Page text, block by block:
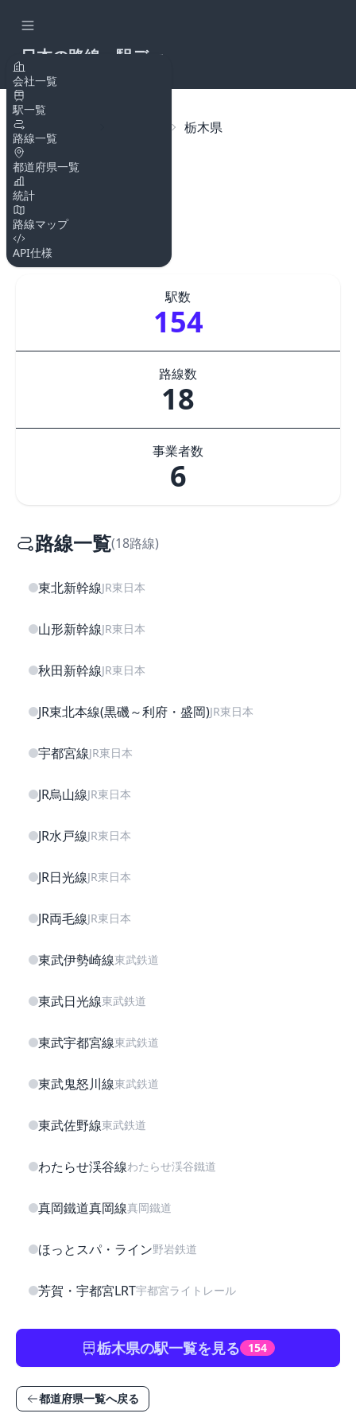
会社一覧
駅一覧
路線一覧
都道府県一覧
統計
路線マップ
API仕様
日本の路線・駅デー
トップページ 栃木県
栃木県
都道府県コード
9
駅数
154
路線数
18
事業者数
6
路線一覧(18路線)
東北新幹線JR東日本
山形新幹線JR東日本
秋田新幹線JR東日本
JR東北本線(黒磯～利府・盛岡)JR東日本
宇都宮線JR東日本
JR烏山線JR東日本
JR水戸線JR東日本
JR日光線JR東日本
JR両毛線JR東日本
東武伊勢崎線東武鉄道
東武日光線東武鉄道
東武宇都宮線東武鉄道
東武鬼怒川線東武鉄道
東武佐野線東武鉄道
わたらせ渓谷線わたらせ渓谷鐵道
真岡鐵道真岡線真岡鐵道
ほっとスパ・ライン野岩鉄道
芳賀・宇都宮LRT宇都宮ライトレール
栃木県の駅一覧を見る 154
都道府県一覧へ戻る